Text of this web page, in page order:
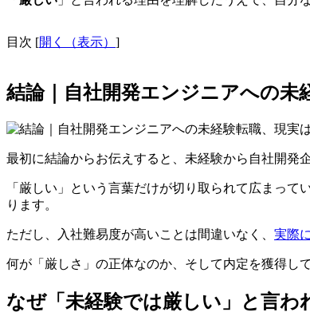
目次 [開く（表示） ]
結論｜自社開発エンジニアへの未
最初に結論からお伝えすると、未経験から自社開発
「厳しい」という言葉だけが切り取られて広まっ
ります。
ただし、入社難易度が高いことは間違いなく、 実際
何が「厳しさ」の正体なのか、そして内定を獲得し
なぜ「未経験では厳しい」と言わ